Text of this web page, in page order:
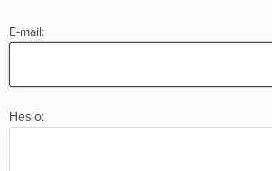
E-mail:
Heslo: